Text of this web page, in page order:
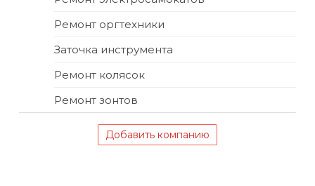
Ремонт оргтехники
Заточка инструмента
Ремонт колясок
Ремонт зонтов
Добавить компанию